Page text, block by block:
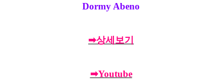
Dormy Abeno
➡상세보기
➡Youtube